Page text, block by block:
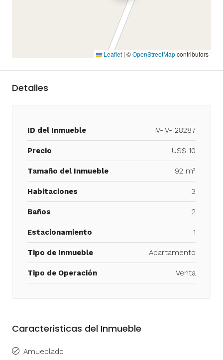
Leaflet | ©OpenStreetMapcontributors
Detalles
ID del Inmueble IV-IV- 28287
Precio US$ 10
Tamaño del Inmueble 92 m²
Habitaciones 3
Baños 2
Estacionamiento 1
Tipo de Inmueble Apartamento
Tipo de Operación Venta
Caracteristicas del Inmueble
Amueblado